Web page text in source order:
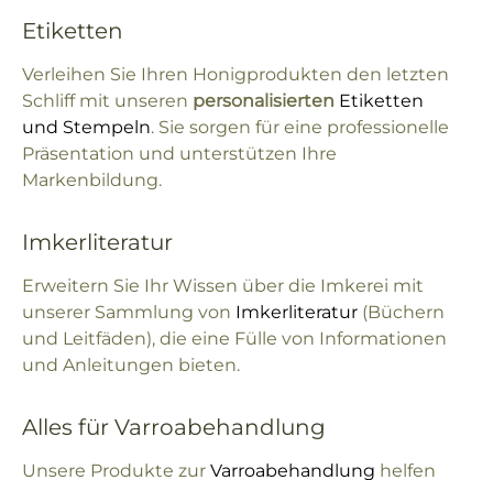
Etiketten
Verleihen Sie Ihren Honigprodukten den letzten
Schliff mit unseren personalisierten Etiketten
und Stempeln. Sie sorgen für eine professionelle
Präsentation und unterstützen Ihre
Markenbildung.
Imkerliteratur
Erweitern Sie Ihr Wissen über die Imkerei mit
unserer Sammlung von Imkerliteratur (Büchern
und Leitfäden), die eine Fülle von Informationen
und Anleitungen bieten.
Alles für Varroabehandlung
Unsere Produkte zur Varroabehandlung helfen